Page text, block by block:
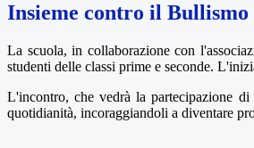
Insieme contro il
La scuola, in collaborazione con
studenti delle classi prime e seconde.
L'incontro, che vedrà la partecipazione
quotidianità, incoraggiandoli a diventare